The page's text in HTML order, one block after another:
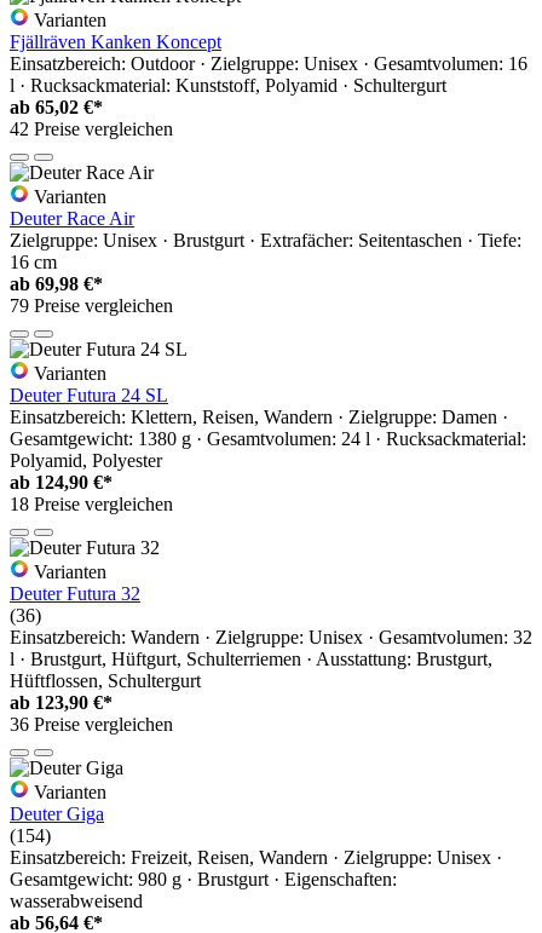
Varianten
Fjällräven Kanken Koncept
Einsatzbereich: Outdoor · Zielgruppe: Unisex · Gesamtvolumen: 16
l · Rucksackmaterial: Kunststoff, Polyamid · Schultergurt
ab 65,02 €*
42 Preise vergleichen
Varianten
Deuter Race Air
Zielgruppe: Unisex · Brustgurt · Extrafächer: Seitentaschen · Tiefe:
16 cm
ab 69,98 €*
79 Preise vergleichen
Varianten
Deuter Futura 24 SL
Einsatzbereich: Klettern, Reisen, Wandern · Zielgruppe: Damen ·
Gesamtgewicht: 1380 g · Gesamtvolumen: 24 l · Rucksackmaterial:
Polyamid, Polyester
ab 124,90 €*
18 Preise vergleichen
Varianten
Deuter Futura 32
(36)
Einsatzbereich: Wandern · Zielgruppe: Unisex · Gesamtvolumen: 32
l · Brustgurt, Hüftgurt, Schulterriemen · Ausstattung: Brustgurt,
Hüftflossen, Schultergurt
ab 123,90 €*
36 Preise vergleichen
Varianten
Deuter Giga
(154)
Einsatzbereich: Freizeit, Reisen, Wandern · Zielgruppe: Unisex ·
Gesamtgewicht: 980 g · Brustgurt · Eigenschaften:
wasserabweisend
ab 56,64 €*